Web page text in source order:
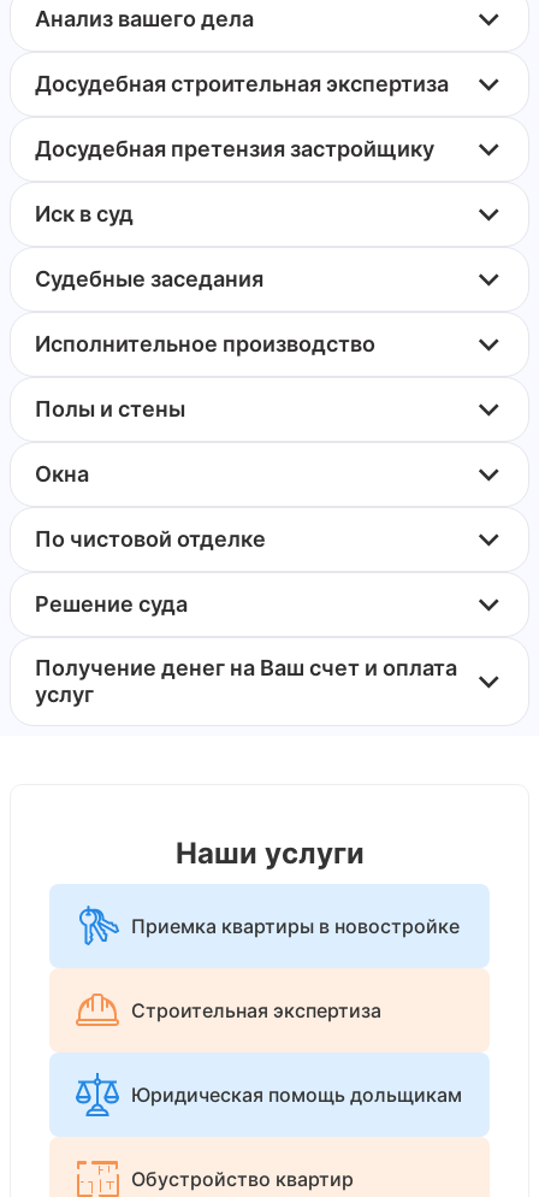
Анализ вашего дела
Досудебная строительная экспертиза
Досудебная претензия застройщику
Иск в суд
Судебные заседания
Исполнительное производство
Полы и стены
Окна
По чистовой отделке
Решение суда
Получение денег на Ваш счет и оплата
услуг
Наши услуги
Приемка квартиры в новостройке
Строительная экспертиза
Юридическая помощь дольщикам
Обустройство квартир